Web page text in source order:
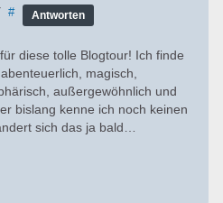
# Antworten
diese tolle Blogtour! Ich finde
magisch,
außergewöhnlich und
bislang kenne ich noch keinen
sich das ja bald…